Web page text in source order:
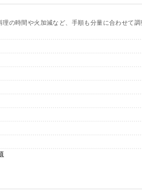
の時間や火加減など、手順も分量に合わせて調